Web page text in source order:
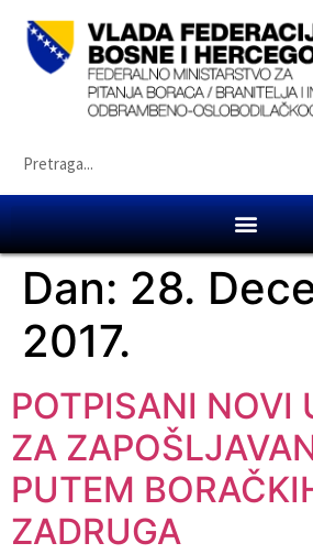
Dan: 28.
2017.
POTPISANI NOVI
ZA
PUTEM
ZADRUGA